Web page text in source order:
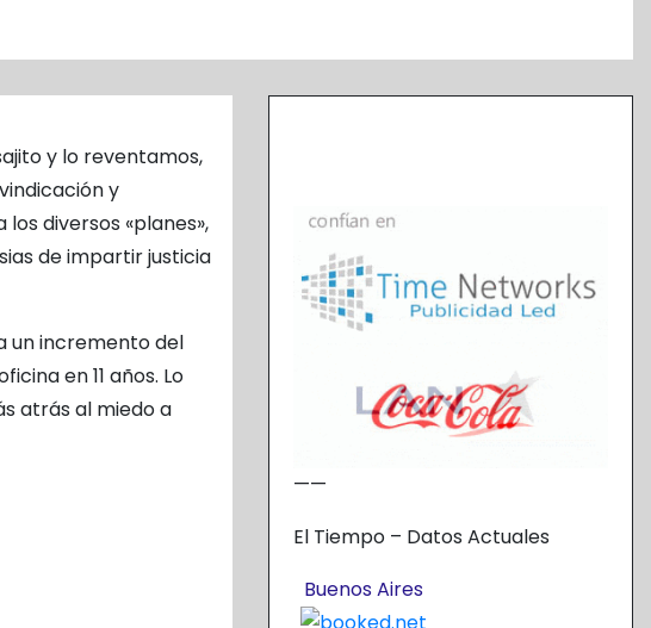
y lo reventamos,
y
diversos «planes»,
de impartir justicia
un incremento del
en 11 años. Lo
atrás al miedo a
——
El Tiempo – Datos Actuales
Buenos Aires